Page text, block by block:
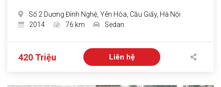
Số 2 Dương Đình Nghệ, Yên Hòa, Cầu Giấy, Hà Nội
2014
76 km Sedan
420 Triệu Liên hệ